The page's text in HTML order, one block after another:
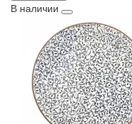
В наличии